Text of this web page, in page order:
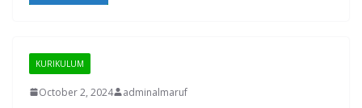
KURIKULUM
October 2, 2024 adminalmaruf